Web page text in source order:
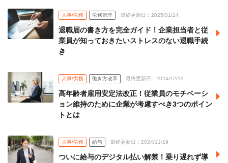
人事/労務 労務管理 最終更新日：2025/01/14
退職届の書き方を完全ガイド！企業担当者と従
業員が知っておきたいストレスのない退職手続
き
人事/労務 働き方改革 最終更新日：2024/12/19
高年齢者雇用安定法改正！従業員のモチベーシ
ョン維持のために企業が考慮すべき3つのポイン
トとは
人事/労務 給与 最終更新日：2024/11/19
ついに給与のデジタル払い解禁！乗り遅れず導